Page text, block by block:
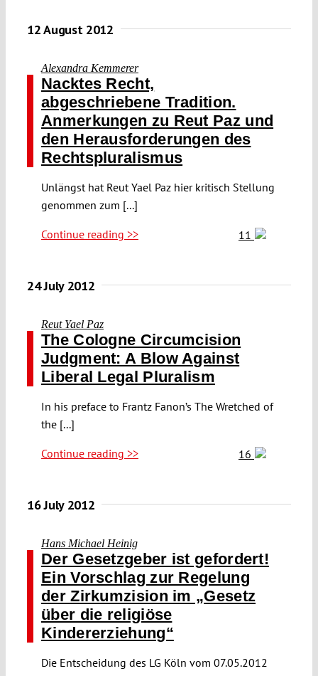
12 August 2012
Alexandra Kemmerer
Nacktes Recht,
abgeschriebene Tradition.
Anmerkungen zu Reut Paz und
den Herausforderungen des
Rechtspluralismus
Unlängst hat Reut Yael Paz hier kritisch Stellung
genommen zum [...]
Continue reading >> 11
24 July 2012
Reut Yael Paz
The Cologne Circumcision
Judgment: A Blow Against
Liberal Legal Pluralism
In his preface to Frantz Fanon’s The Wretched of
the [...]
Continue reading >> 16
16 July 2012
Hans Michael Heinig
Der Gesetzgeber ist gefordert!
Ein Vorschlag zur Regelung
der Zirkumzision im „Gesetz
über die religiöse
Kindererziehung“
Die Entscheidung des LG Köln vom 07.05.2012